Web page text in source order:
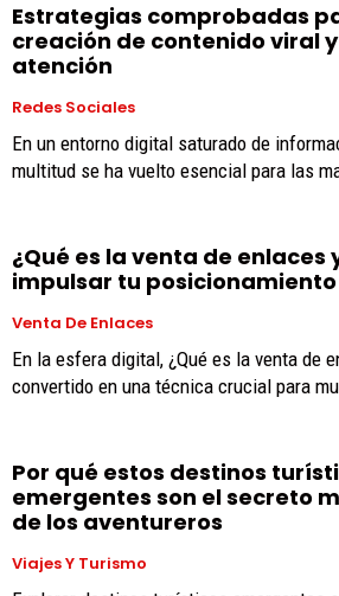
Estrategias comprobadas
creación de contenido viral
atención
Redes Sociales
En un entorno digital saturado de
multitud se ha vuelto esencial para las
¿Qué es la venta de enlaces
impulsar tu posicionamiento
Venta De Enlaces
En la esfera digital, ¿Qué es la venta de
convertido en una técnica crucial para
Por qué estos destinos
emergentes son el secreto
de los aventureros
Viajes Y Turismo